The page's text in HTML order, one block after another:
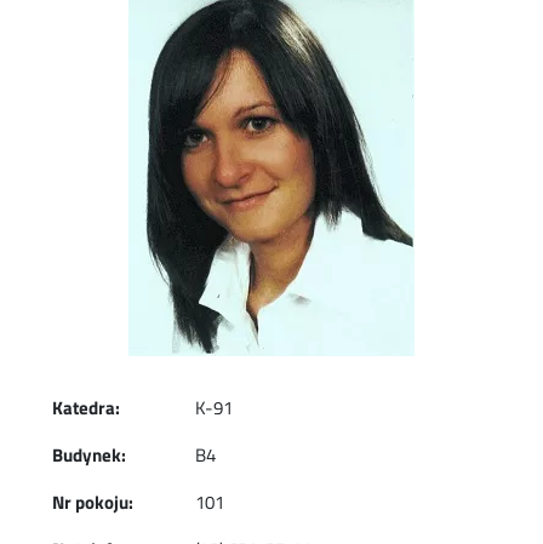
Katedra:
K-91
Budynek:
B4
Nr pokoju:
101